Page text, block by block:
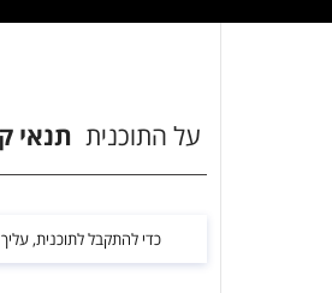
על התוכנית תנאי
כדי להתקבל לתוכנית,